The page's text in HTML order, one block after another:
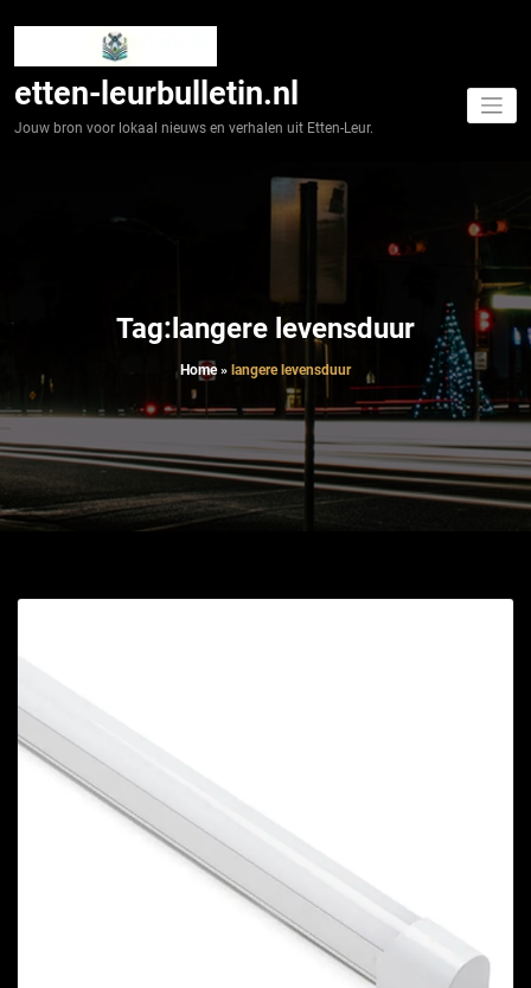
etten-leurbulletin.nl
Jouw bron voor lokaal nieuws en verhalen uit Etten-Leur.
Tag:langere levensduur
Home» langere levensduur